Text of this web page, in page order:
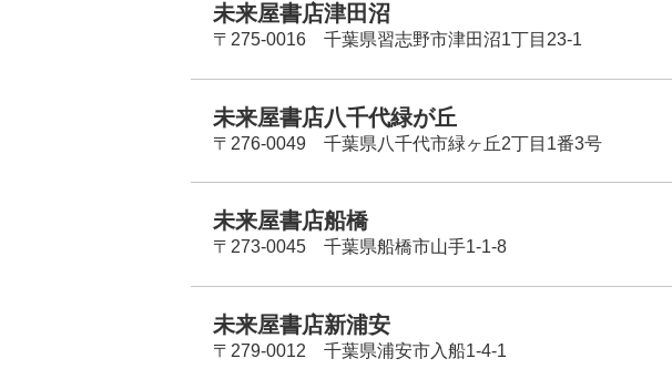
未来屋書店津田沼
〒275-0016 千葉県習志野市津田沼1丁目23-1
未来屋書店八千代緑が丘
〒276-0049 千葉県八千代市緑ヶ丘2丁目1番3号
未来屋書店船橋
〒273-0045 千葉県船橋市山手1-1-8
未来屋書店新浦安
〒279-0012 千葉県浦安市入船1-4-1